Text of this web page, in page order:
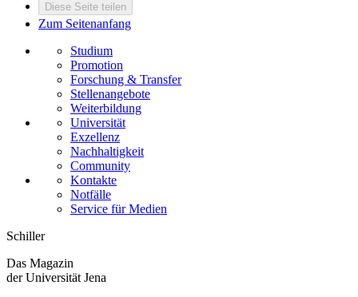
Diese Seite teilen
Zum Seitenanfang
Studium
Promotion
Forschung & Transfer
Stellenangebote
Weiterbildung
Universität
Exzellenz
Nachhaltigkeit
Community
Kontakte
Notfälle
Service für Medien
Schiller
Das Magazin
der Universität Jena